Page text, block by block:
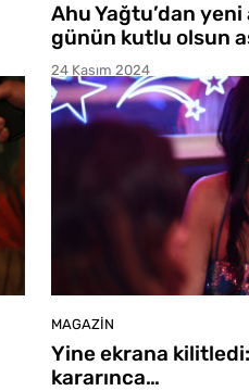
Ahu Yağtu’dan yeni
günün kutlu olsun
24 Kasım 2024
MAGAZIN
Yine ekrana
kararınca…